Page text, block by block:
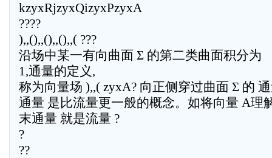
kzyxRjzyxQizyxPzyxA
????
),,(),,(),,(),,( ???
沿场中某一有向曲面 Σ 的第二类曲面积分为
1,通量的定义,
称为向量场 ),,( zyxA? 向正侧穿过曲面 Σ 的
通量 是比流量更一般的概念。如将向量 A理
末通量 就是流量 ?
?
??